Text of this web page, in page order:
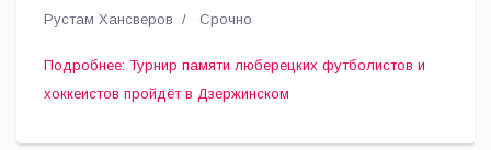
Рустам Хансверов Срочно
Подробнее: Турнир памяти люберецких футболистов и
хоккеистов пройдёт в Дзержинском